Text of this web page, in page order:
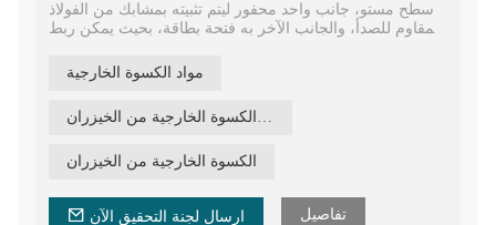
سطح مستو، جانب واحد محفور ليتم تثبيته بمشابك من الفولاذ
المقاوم للصدأ، والجانب الآخر به فتحة بطاقة، بحيث يمكن ربط
1860 مم طول، 140 مم عرض، 12 مم سمك، خيوط مضادة
الجملة مادة الخيزران الطبيعية لبناء واجهات المنازل، بيع المصنع
مواد الكسوة الخارجية
مواد الكسوة الخارجية من الخيزران
الكسوة الخارجية من الخيزران
ارسال لجنة التحقيق الآن تفاصيل